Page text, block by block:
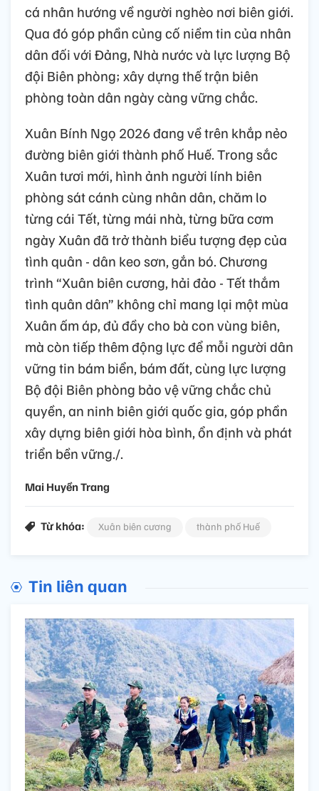
cá nhân hướng về người nghèo nơi biên giới.
Qua đó góp phần củng cố niềm tin của nhân
dân đối với Đảng, Nhà nước và lực lượng Bộ
đội Biên phòng; xây dựng thế trận biên
phòng toàn dân ngày càng vững chắc.
Xuân Bính Ngọ 2026 đang về trên khắp nẻo
đường biên giới thành phố Huế. Trong sắc
Xuân tươi mới, hình ảnh người lính biên
phòng sát cánh cùng nhân dân, chăm lo
từng cái Tết, từng mái nhà, từng bữa cơm
ngày Xuân đã trở thành biểu tượng đẹp của
tình quân - dân keo sơn, gắn bó. Chương
trình “Xuân biên cương, hải đảo - Tết thắm
tình quân dân” không chỉ mang lại một mùa
Xuân ấm áp, đủ đầy cho bà con vùng biên,
mà còn tiếp thêm động lực để mỗi người dân
vững tin bám biển, bám đất, cùng lực lượng
Bộ đội Biên phòng bảo vệ vững chắc chủ
quyền, an ninh biên giới quốc gia, góp phần
xây dựng biên giới hòa bình, ổn định và phát
triển bền vững./.
Mai Huyền Trang
Từ khóa: Xuân biên cương thành phố Huế
Tin liên quan